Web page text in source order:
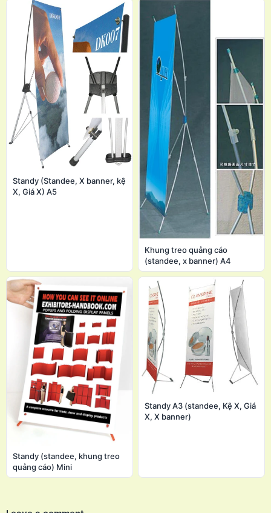
Standy (Standee, X banner, kệ
X, Giá X) A5
Khung treo quảng cáo
(standee, x banner) A4
Standy (standee, khung treo
quảng cáo) Mini
Standy A3 (standee, Kệ X, Giá
X, X banner)